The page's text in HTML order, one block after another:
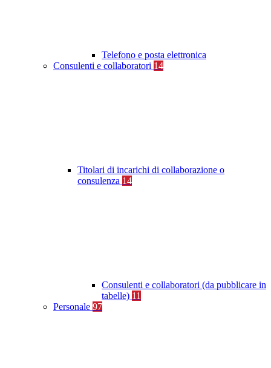
Telefono e posta elettronica
Consulenti e collaboratori 14
Titolari di incarichi di collaborazione o
consulenza 14
Consulenti e collaboratori (da pubblicare in
tabelle) 11
Personale 97